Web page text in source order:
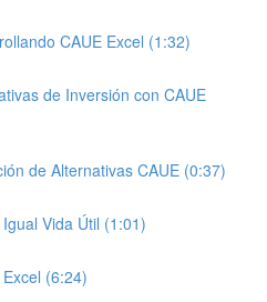
CAUE Excel (1:32)
de Inversión con CAUE
de Alternativas CAUE (0:37)
Vida Útil (1:01)
(6:24)